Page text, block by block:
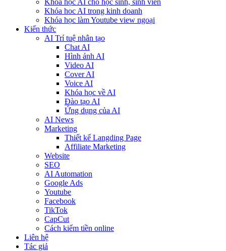
Khóa học AI cho học sinh, sinh viên
Khóa hoc AI trong kinh doanh
Khóa học làm Youtube view ngoại
Kiến thức
AI Trí tuệ nhân tạo
Chat AI
Hình ảnh AI
Video AI
Cover AI
Voice AI
Khóa học về AI
Đào tạo AI
Ứng dụng của AI
AI News
Marketing
Thiết kế Langding Page
Affiliate Marketing
Website
SEO
AI Automation
Google Ads
Youtube
Facebook
TikTok
CapCut
Cách kiếm tiền online
Liên hệ
Tác giả